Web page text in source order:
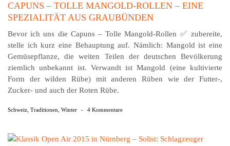
CAPUNS – TOLLE MANGOLD-ROLLEN – EINE
SPEZIALITÄT AUS GRAUBÜNDEN
Bevor ich uns die Capuns – Tolle Mangold-Rollen ✅ zubereite,
stelle ich kurz eine Behauptung auf. Nämlich: Mangold ist eine
Gemüsepflanze, die weiten Teilen der deutschen Bevölkerung
ziemlich unbekannt ist. Verwandt ist Mangold (eine kultivierte
Form der wilden Rübe) mit anderen Rüben wie der Futter-,
Zucker- und auch der Roten Rübe.
Schweiz Traditionen Winter - 4 Kommentare